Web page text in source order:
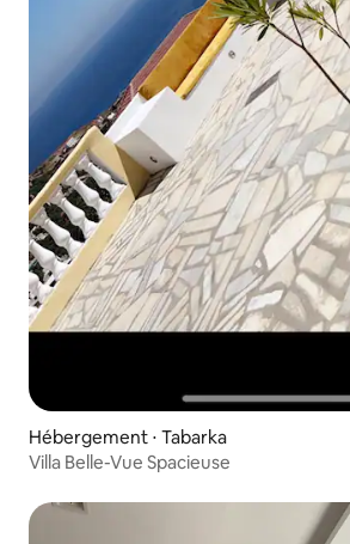
Hébergement ⋅ Tabarka
Villa Belle-Vue Spacieuse